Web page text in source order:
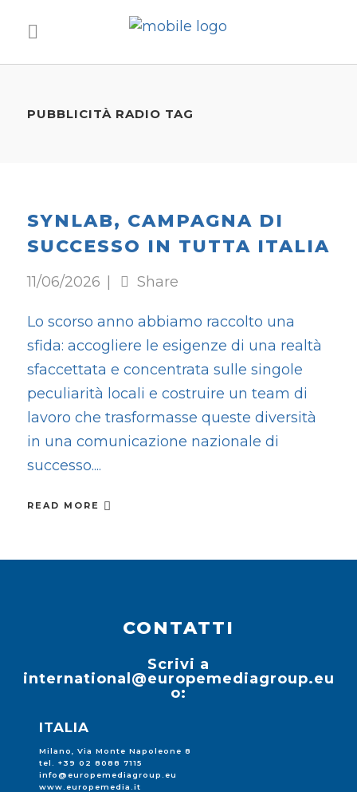
PUBBLICITÀ RADIO TAG
SYNLAB, CAMPAGNA DI
SUCCESSO IN TUTTA ITALIA
11/06/2026 Share
Lo scorso anno abbiamo raccolto una
sfida: accogliere le esigenze di una realtà
sfaccettata e concentrata sulle singole
peculiarità locali e costruire un team di
lavoro che trasformasse queste diversità
in una comunicazione nazionale di
successo.
READ MORE
CONTATTI
Scrivi a
international@europemediagroup.eu
o:
ITALIA
Milano, Via Monte Napoleone 8
tel. +39 02 8088 7115
info@europemediagroup.eu
www.europemedia.it